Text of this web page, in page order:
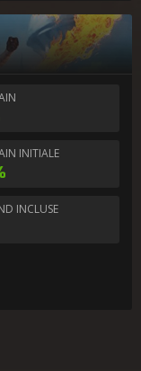
INITIALE
INCLUSE